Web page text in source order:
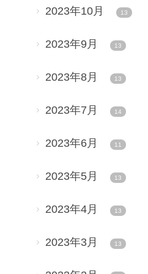
2023年10月 13
2023年9月 13
2023年8月 13
2023年7月 14
2023年6月 11
2023年5月 13
2023年4月 13
2023年3月 13